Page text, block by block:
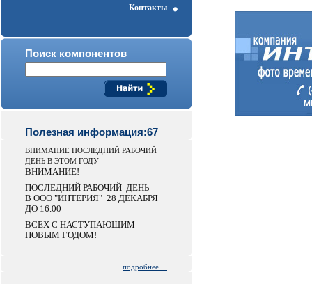
Контакты
Поиск компонентов
Полезная информация:67
ВНИМАНИЕ ПОСЛЕДНИЙ РАБОЧИЙ
ДЕНЬ В ЭТОМ ГОДУ
ВНИМАНИЕ!
ПОСЛЕДНИЙ РАБОЧИЙ ДЕНЬ
В ООО "ИНТЕРИЯ" 28 ДЕКАБРЯ
ДО 16.00
ВСЕХ С НАСТУПАЮЩИМ
НОВЫМ ГОДОМ!
подробнее ...